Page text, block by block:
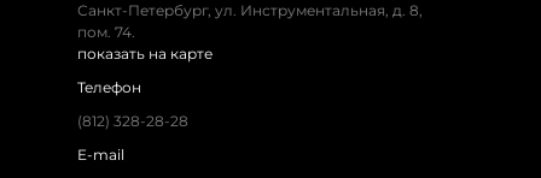
Санкт-Петербург, ул. Инструментальная, д. 8,
пом. 74.
показать на карте
Телефон
(812) 328-28-28
E-mail